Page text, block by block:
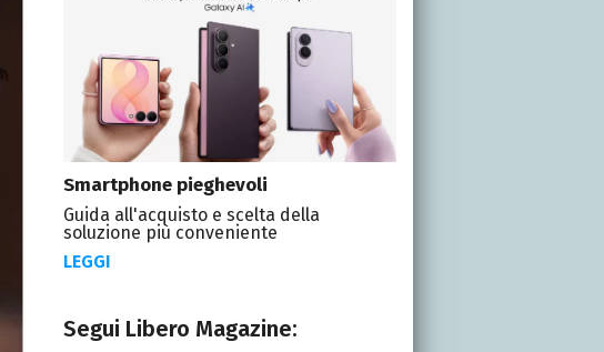
Smartphone pieghevoli
Guida all'acquisto e scelta della
soluzione più conveniente
LEGGI
Segui Libero Magazine: